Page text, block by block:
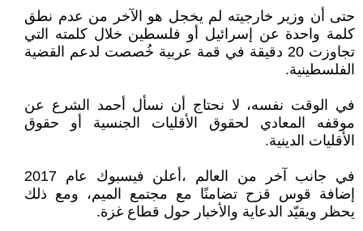
حتى أن وزير خارجيته لم يخجل هو الآخر من عدم نطق
كلمة واحدة عن إسرائيل أو فلسطين خلال كلمته التي
تجاوزت 20 دقيقة في قمة عربية خُصصت لدعم القضية
الفلسطينية.
في الوقت نفسه، لا نحتاج أن نسأل أحمد الشرع عن
موقفه المعادي لحقوق الأقليات الجنسية أو حقوق
الأقليات الدينية.
في جانب آخر من العالم ،أعلن فيسبوك عام 2017
إضافة قوس قزح تضامنًا مع مجتمع الميم، ومع ذلك
يحظر ويقيّد الدعاية والأخبار حول قطاع غزة.